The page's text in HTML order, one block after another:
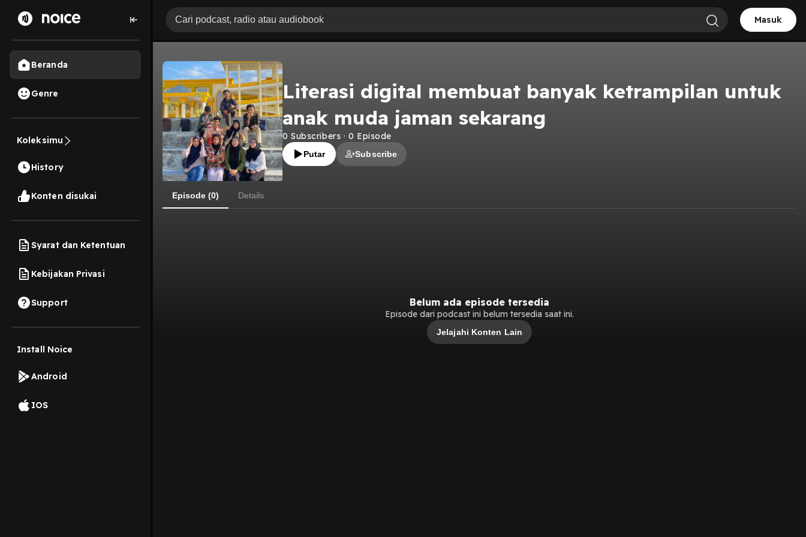
Beranda
Genre
Koleksimu
History
Konten disukai
Syarat dan Ketentuan
Kebijakan Privasi
Support
Install Noice
Android
IOS
Masuk
Literasi digital membuat banyak ketrampilan untuk
anak muda jaman sekarang
0 Subscribers · 0 Episode
Putar Subscribe
Episode (0) Details
Belum ada episode tersedia
Episode dari podcast ini belum tersedia saat ini.
Jelajahi Konten Lain